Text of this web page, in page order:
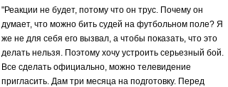
"Реакции не будет, потому что он трус. Почему он
думает, что можно бить судей на футбольном поле? Я
же не для себя его вызвал, а чтобы показать, что это
делать нельзя. Поэтому хочу устроить серьезный бой.
Все сделать официально, можно телевидение
пригласить. Дам три месяца на подготовку. Перед